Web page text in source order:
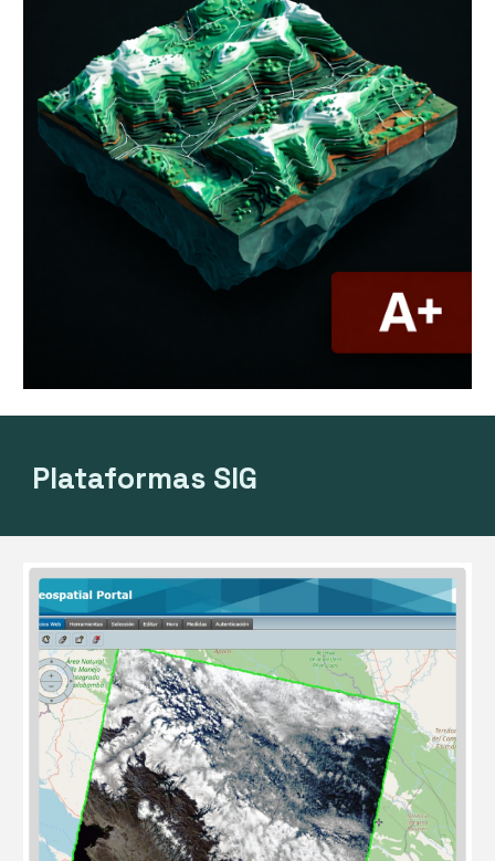
Plataformas SIG